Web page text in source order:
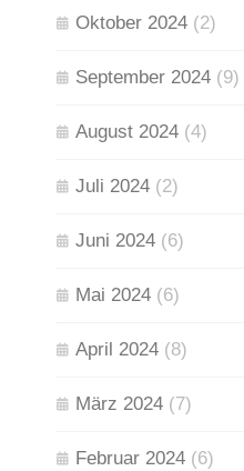
Oktober 2024 (2)
September 2024 (9)
August 2024 (4)
Juli 2024 (2)
Juni 2024 (6)
Mai 2024 (6)
April 2024 (8)
März 2024 (7)
Februar 2024 (6)